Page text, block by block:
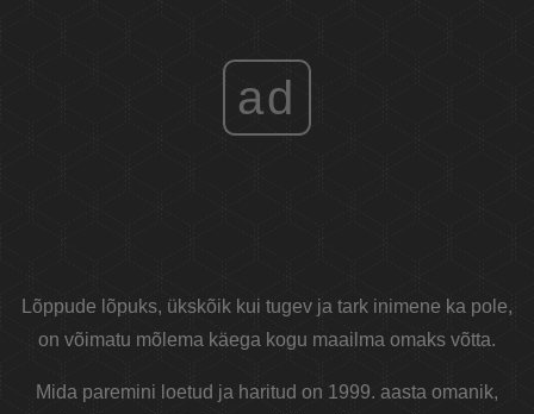
ad
Lõppude lõpuks, ükskõik kui tugev ja tark inimene ka pole,
on võimatu mõlema käega kogu maailma omaks võtta.
Mida paremini loetud ja haritud on 1999. aasta omanik,